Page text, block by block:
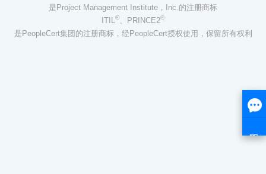
是Project Management Institute，Inc.的注册商标
ITIL®、PRINCE2®
是PeopleCert集团的注册商标，经PeopleCert授权使用，保留所有权利